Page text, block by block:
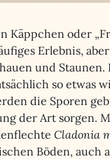
Käppchen oder
Erlebnis, aber
und Staunen.
so etwas
die Sporen
der Art sorgen.
Cladonia
Böden, auch